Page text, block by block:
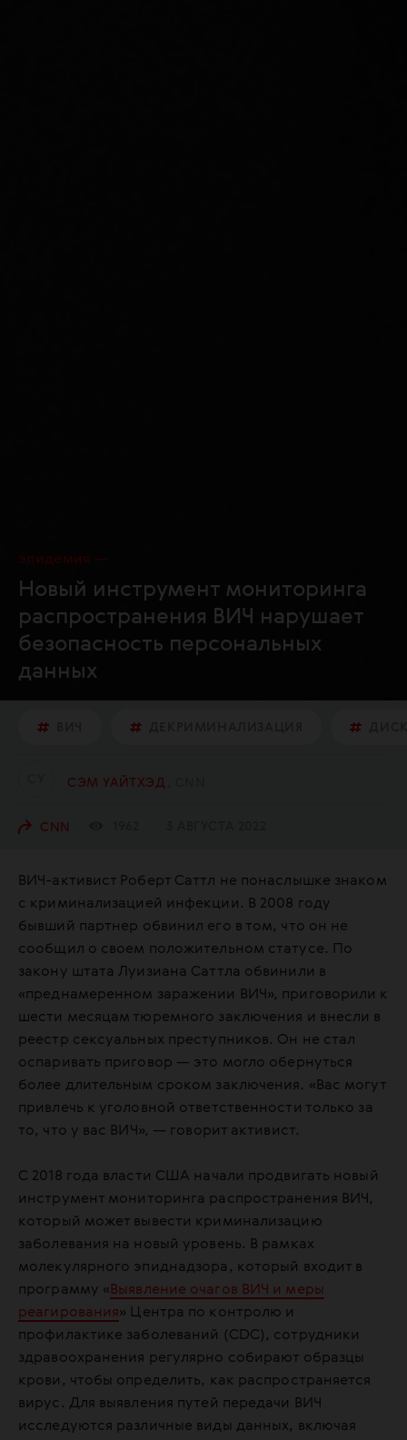
эпидемия
Новый инструмент мониторинга
распространения ВИЧ нарушает
безопасность персональных
данных
СЭМ УАЙТХЭД
CNN
ВИЧ-активист Роберт Саттл не понаслышке знаком
с криминализацией инфекции. В 2008 году
бывший партнер обвинил его в том, что он не
сообщил о своем положительном статусе. По
закону штата Луизиана Саттла обвинили в
«преднамеренном заражении ВИЧ», приговорили к
шести месяцам тюремного заключения и внесли в
реестр сексуальных преступников. Он не стал
оспаривать приговор — это могло обернуться
более длительным сроком заключения. «Вас могут
привлечь к уголовной ответственности только за
то, что у вас ВИЧ», — говорит активист.
С 2018 года власти США начали продвигать новый
инструмент мониторинга распространения ВИЧ,
который может вывести криминализацию
заболевания на новый уровень. В рамках
молекулярного эпиднадзора, который входит в
программу « Выявление очагов ВИЧ и меры
реагирования» Центра по контролю и
профилактике заболеваний (CDC), сотрудники
здравоохранения регулярно собирают образцы
крови, чтобы определить, как распространяется
вирус. Для выявления путей передачи ВИЧ
исследуются различные виды данных, включая